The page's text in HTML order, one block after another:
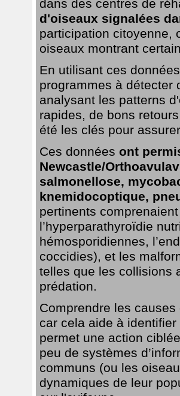
dans des centres de
d'oiseaux signalées
participation citoyenne,
oiseaux montrant
En utilisant ces
programmes à détecter
analysant les patterns
rapides, de bons
été les clés pour
Ces données ont
Newcastle/
salmonellose,
knemidocoptique,
pertinents
l’hyperparathyroïdie
hémosporidiennes,
coccidies), et les
telles que les collisions
prédation.
Comprendre les
car cela aide à
permet une action
peu de systèmes
communs (ou les
dynamiques de leur